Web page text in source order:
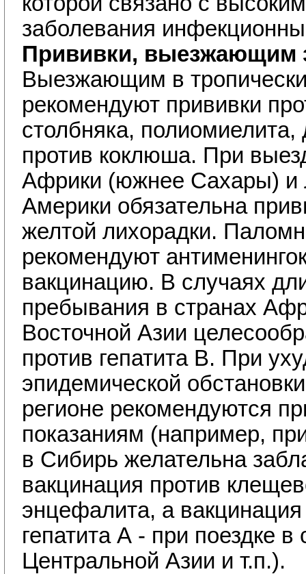
заболевания
Прививки, выезжающим
Выезжающим в
рекомендуют прививки
столбняка,
против коклюша. При
Африки (южнее Сахары) и
Америки обязательна
желтой лихорадки.
рекомендуют
вакцинацию. В случаях
пребывания в странах
Восточной Азии
против гепатита В. При
эпидемической
регионе рекомендуются
показаниям (например,
в Сибирь желательна
вакцинация против
энцефалита, а вакцинация
гепатита А - при поездке в
Центральной Азии и т.п.).